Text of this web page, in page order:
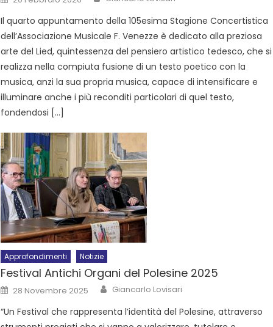
Il quarto appuntamento della 105esima Stagione Concertistica
dell’Associazione Musicale F. Venezze è dedicato alla preziosa
arte del Lied, quintessenza del pensiero artistico tedesco, che si
realizza nella compiuta fusione di un testo poetico con la
musica, anzi la sua propria musica, capace di intensificare e
illuminare anche i più reconditi particolari di quel testo,
fondendosi […]
Approfondimenti Notizie
Festival Antichi Organi del Polesine 2025
28 Novembre 2025 Giancarlo Lovisari
“Un Festival che rappresenta l’identità del Polesine, attraverso